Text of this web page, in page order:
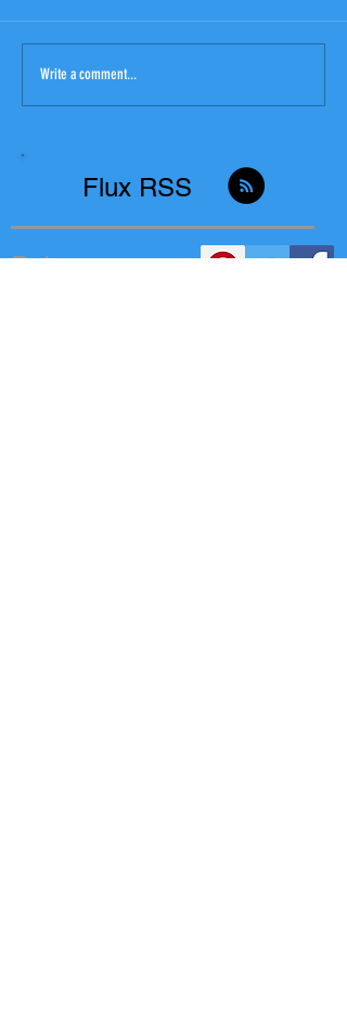
Write a comment...
Flux RSS
Retrouvez-nous